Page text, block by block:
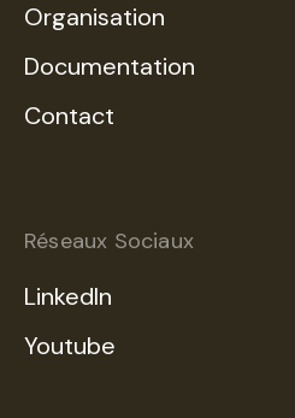
Organisation
Documentation
Contact
Réseaux Sociaux
LinkedIn
Youtube